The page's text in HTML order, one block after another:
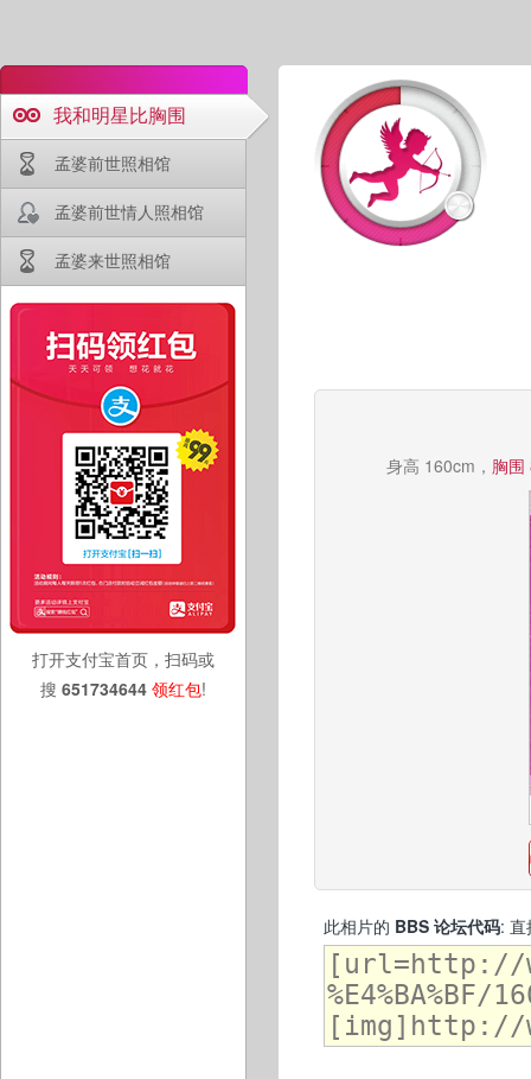
我和明星比胸围
孟婆前世照相馆
孟婆前世情人照相馆
孟婆来世照相馆
打开支付宝首页，扫码或
搜 651734644 领红包!
身高 160cm， 胸围
此相片的 BBS 论坛代码: 直